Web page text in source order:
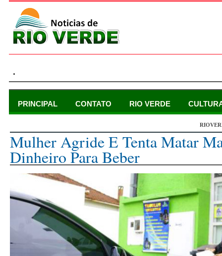
.
PRINCIPAL CONTATO RIO VERDE
Mulher Agride E Tenta Matar
Dinheiro Para Beber